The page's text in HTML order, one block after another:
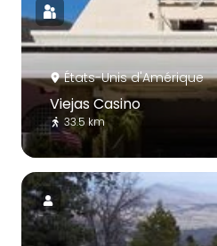
États-Unis d'Amérique
Viejas Casino
33.5 km